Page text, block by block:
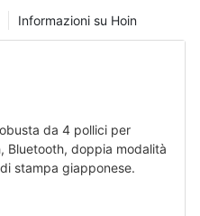
Informazioni su Hoin